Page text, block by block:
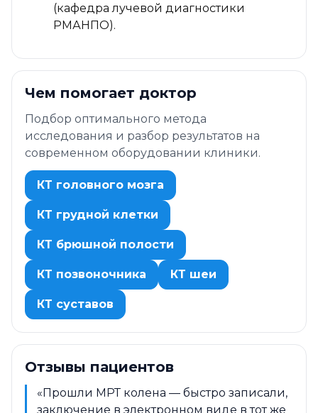
(кафедра лучевой диагностики
РМАНПО).
Чем помогает доктор
Подбор оптимального метода
исследования и разбор результатов на
современном оборудовании клиники.
КТ головного мозга
КТ грудной клетки
КТ брюшной полости
КТ позвоночника КТ шеи
КТ суставов
Отзывы пациентов
«Прошли МРТ колена — быстро записали,
заключение в электронном виде в тот же